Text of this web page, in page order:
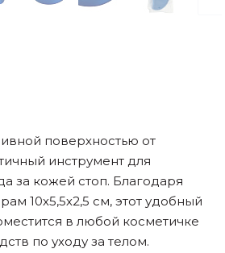
поверхностью от
инструмент для
за кожей стоп. Благодаря
10х5,5х2,5 см, этот удобный
в любой косметичке
по уходу за телом.